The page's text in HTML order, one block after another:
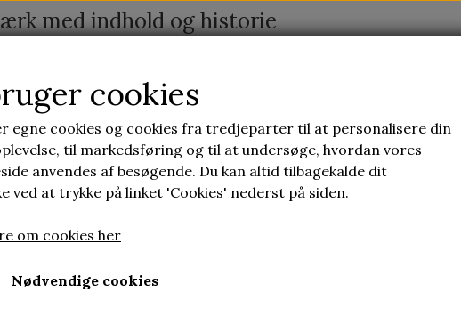
med indhold og historie
LAV SELV KERAMIK
hjemmeside abonnement
cookies
egne cookies og cookies fra tredjeparter til at personalisere din
til markedsføring og til at undersøge, hvordan vores
anvendes af besøgende. Du kan altid tilbagekalde dit
ved at trykke på linket 'Cookies' nederst på siden.
om cookies her
Nødvendige cookies